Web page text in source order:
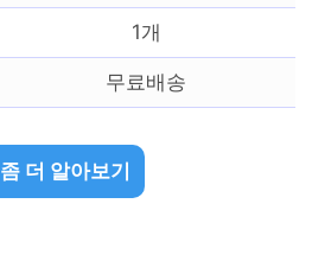
1개
무료배송
좀 더 알아보기